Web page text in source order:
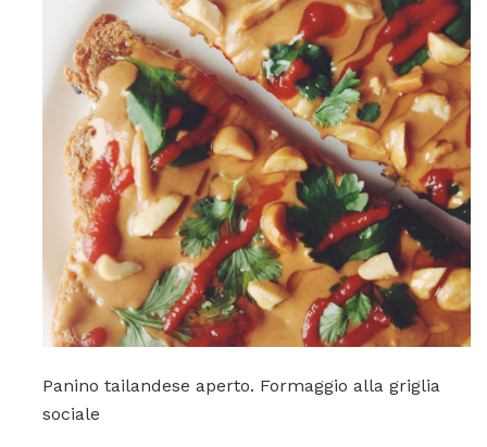
Panino tailandese aperto. Formaggio alla griglia
sociale